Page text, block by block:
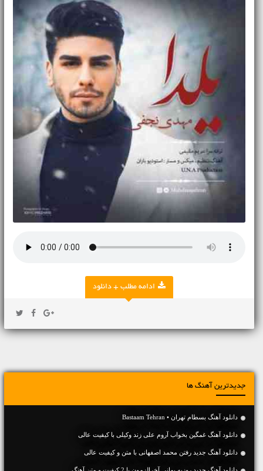
ادامه مطلب + دانلود
جدیدترین آهنگ ها
دانلود آهنگ بسطام تهران • Bastaam Tehran
دانلود آهنگ غمگین بخواب آروم علی زند وکیلی با کیفیت عالی
دانلود آهنگ جديد رفتن محمد اصفهانی با متن و کیفیت عالی